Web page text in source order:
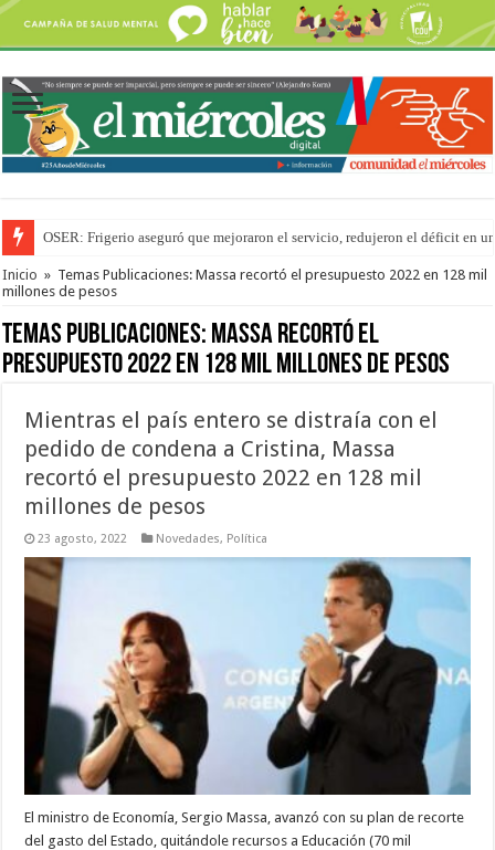
OSER: Frigerio aseguró que mejoraron el servicio, redujeron el déficit en
La Justicia suspende los ultraprocesados en las viandas escolares de Entre
Inicio » Temas Publicaciones: Massa recortó el presupuesto 2022 en 128 mil
millones de pesos
Temas Publicaciones: Massa recortó el
presupuesto 2022 en 128 mil millones de pesos
Mientras el país entero se distraía con el
pedido de condena a Cristina, Massa
recortó el presupuesto 2022 en 128 mil
millones de pesos
23 agosto, 2022 Novedades, Política
El ministro de Economía, Sergio Massa, avanzó con su plan de recorte
del gasto del Estado, quitándole recursos a Educación (70 mil